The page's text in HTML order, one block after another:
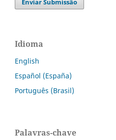
Enviar Submissão
Idioma
English
Español (España)
Português (Brasil)
Palavras-chave